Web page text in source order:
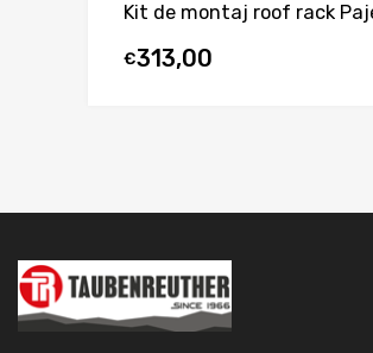
Kit de montaj roof rack
€313,00